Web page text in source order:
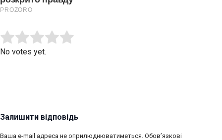
Rate this item:
No votes yet.
Залишити відповідь
Ваша e-mail адреса не оприлюднюватиметься. Обов’язкові